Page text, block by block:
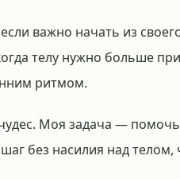
важно начать из
телу нужно больше
ритмом.
Моя задача — помочь
без насилия над